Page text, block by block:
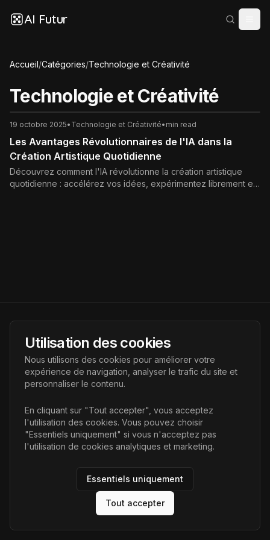
AI Futur
Accueil/Catégories/Technologie et Créativité
Technologie et Créativité
19 octobre 2025• Technologie et Créativité• min read
Les Avantages Révolutionnaires de l'IA dans la
Création Artistique Quotidienne
Découvrez comment l'IA révolutionne la création artistique
quotidienne : accélérez vos idées, expérimentez librement et
AI Futur
Portail de l'avenir de l'intelligence artificielle, vous aidant à
découvrir les dernières technologies IA.
Liens
Accueil
Articles
AI Futur. Tous droits réservés.
Utilisation des cookies
Nous utilisons des cookies pour améliorer votre
expérience de navigation, analyser le trafic du site et
personnaliser le contenu.
En cliquant sur "Tout accepter", vous acceptez
l'utilisation des cookies. Vous pouvez choisir
"Essentiels uniquement" si vous n'acceptez pas
l'utilisation de cookies analytiques et marketing.
Essentiels uniquement
Tout accepter